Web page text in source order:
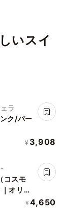
いスイ
ラ
ク/パー
¥ 3,908
コスモ
オリジ
¥ 4,650